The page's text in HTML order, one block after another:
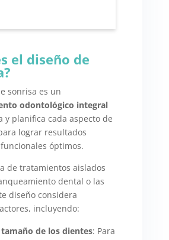
el diseño de
sonrisa es un
odontológico integral
y planifica cada aspecto de
lograr resultados
óptimos.
de tratamientos aislados
dental o las
diseño considera
incluyendo:
de los dientes: Para